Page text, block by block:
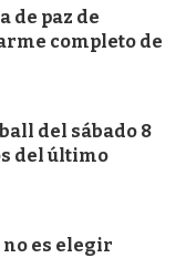
de paz de
completo de
del sábado 8
del último
no es elegir